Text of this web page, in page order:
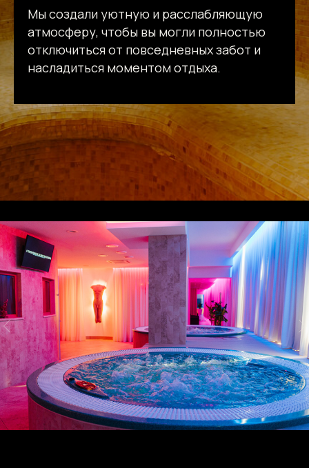
Мы создали уютную и расслабляющую
атмосферу, чтобы вы могли полностью
отключиться от повседневных забот и
насладиться моментом отдыха.